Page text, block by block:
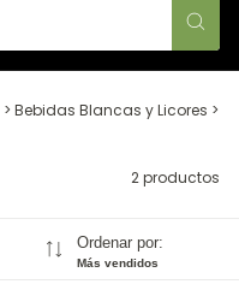
> Bebidas Blancas y Licores >
2 productos
Ordenar por:
Más vendidos